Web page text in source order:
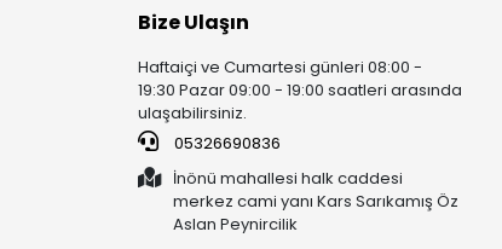
Bize Ulaşın
Haftaiçi ve Cumartesi günleri 08:00 -
19:30 Pazar 09:00 - 19:00 saatleri arasında
ulaşabilirsiniz.
05326690836
İnönü mahallesi halk caddesi
merkez cami yanı Kars Sarıkamış Öz
Aslan Peynircilik